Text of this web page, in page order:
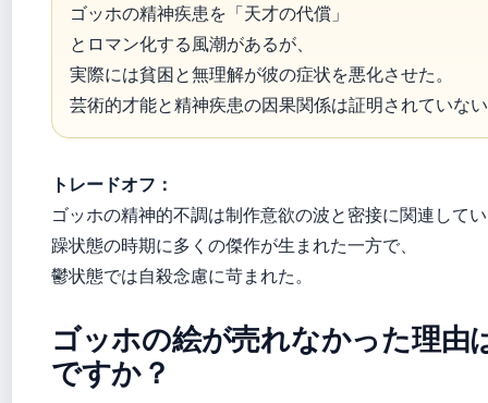
ゴッホの精神疾患を「天才の代償」
とロマン化する風潮があるが、
実際には貧困と無理解が彼の症状を悪化させた。
芸術的才能と精神疾患の因果関係は証明されていな
トレードオフ：
ゴッホの精神的不調は制作意欲の波と密接に関連して
躁状態の時期に多くの傑作が生まれた一方で、
鬱状態では自殺念慮に苛まれた。
ゴッホの絵が売れなかった理由
ですか？